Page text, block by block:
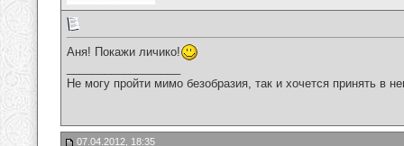
Аня! Покажи личико!
Не могу пройти мимо безобразия, так и хочется принять в
07.04.2012, 18:35